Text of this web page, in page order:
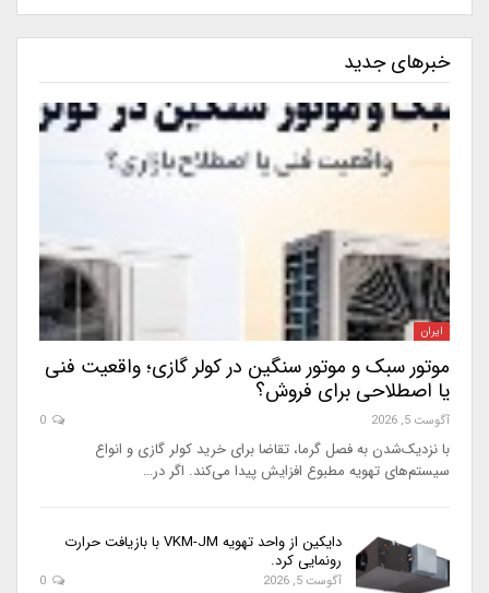
خبرهای جدید
ایران
موتور سبک و موتور سنگین در کولر گازی؛ واقعیت فنی
یا اصطلاحی برای فروش؟
آگوست 5, 2026
با نزدیک‌شدن به فصل گرما، تقاضا برای خرید کولر گازی و انواع
سیستم‌های تهویه مطبوع افزایش پیدا می‌کند. اگر در…
دایکین از واحد تهویه VKM-JM با بازیافت حرارت
رونمایی کرد.
آگوست 5, 2026